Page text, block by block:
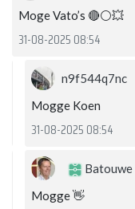
Moge Vato’s 🔴⚪️💥
31-08-2025 08:54
n9f544q7nc
Mogge Koen
31-08-2025 08:54
Batouwe
Mogge 👋